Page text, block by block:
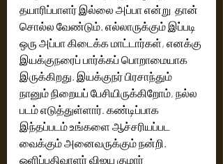
தயாரிப்பாளர் இல்லை அப்பா என்று  தான்
சொல்ல வேண்டும். எல்லாருக்கும் இப்படி
ஒரு அப்பா கிடைக்க மாட்டார்கள், எனக்கு
இயக்குநரைப் பார்க்கப் பொறாமையாக
இருக்கிறது. இயக்குநர் பிரசாந்தும்
நானும் நிறையப் பேசியிருக்கிறோம், நல்ல
படம் எடுத்துள்ளார். கண்டிப்பாக
இந்தப்படம் உங்களை ஆச்சரியப்பட
வைக்கும் அனைவருக்கும் நன்றி.
ஒளிப்பதிவாளர் விஜய குமார்